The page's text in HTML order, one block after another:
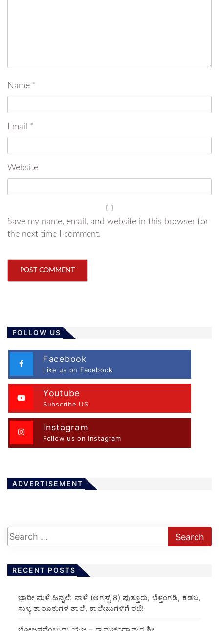
Name *
Email *
Website
Save my name, email, and website in this browser for
the next time I comment.
FOLLOW US
Facebook
Like us on Facebook
Youtube
Subscribe US
Instagram
Follow us on Instagram
ADVERTISEMENT
RECENT POSTS
​ಭಾರೀ ಮಳೆ ಹಿನ್ನಲೆ: ನಾಳೆ (ಆಗಸ್ಟ್ 8) ಪುತ್ತೂರು, ಬೆಳ್ತಂಗಡಿ, ಕಡಬ,
ಸುಳ್ಯ ತಾಲೂಕುಗಳ ಶಾಲೆ, ಕಾಲೇಜುಗಳಿಗೆ ರಜೆ!